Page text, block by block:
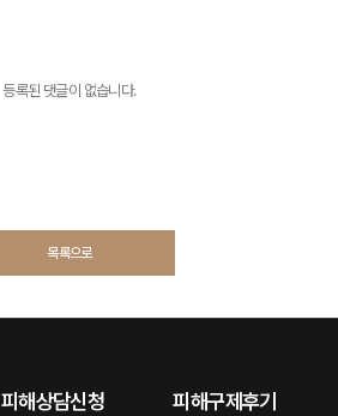
등록된 댓글이 없습니다.
목록으로
피해상담신청 피해구제후기